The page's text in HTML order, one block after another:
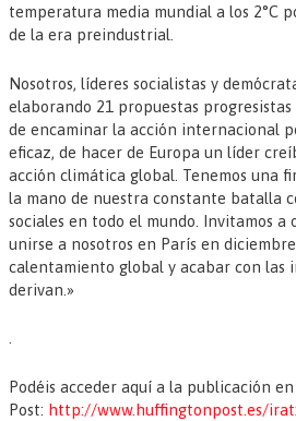
temperatura media mundial a los 2°C
de la era preindustrial.
Nosotros, líderes socialistas y
elaborando 21 propuestas
de encaminar la acción internacional
eficaz, de hacer de Europa un líder
acción climática global. Tenemos una
la mano de nuestra constante batalla
sociales en todo el mundo. Invitamos a
unirse a nosotros en París en
calentamiento global y acabar con las
derivan.»
Podéis acceder aquí a la publicación
Post: http://www.huffingtonpost.es/